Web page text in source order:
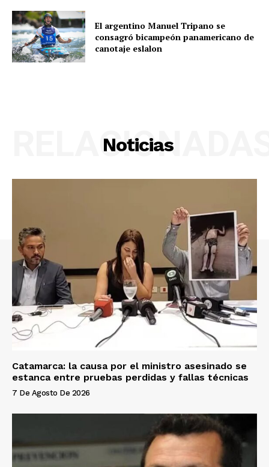
El argentino Manuel Tripano se
consagró bicampeón panamericano de
canotaje eslalon
Noticias
Catamarca: la causa por el ministro asesinado se
estanca entre pruebas perdidas y fallas técnicas
7 De Agosto De 2026